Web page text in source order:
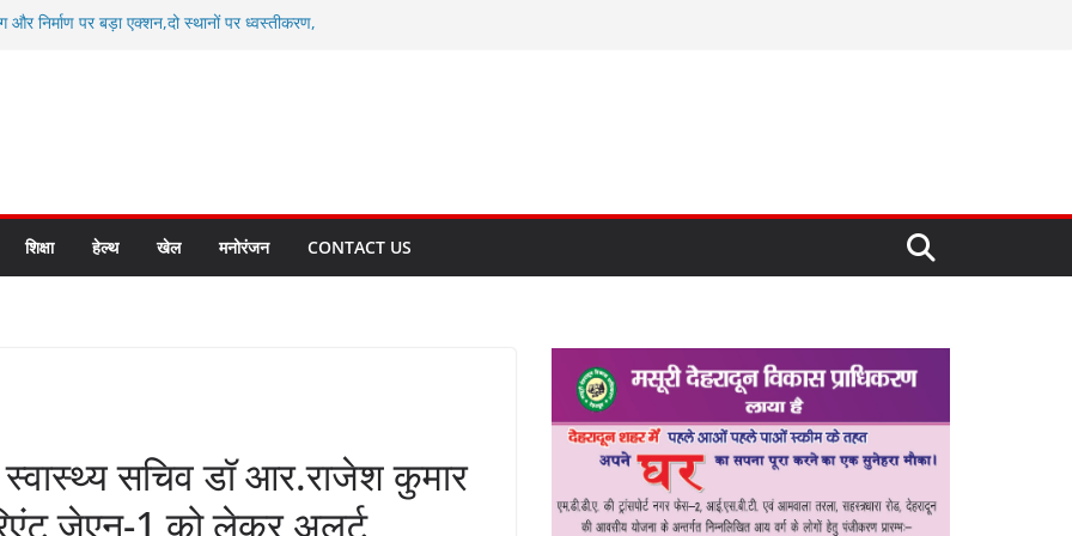
और निर्माण पर बड़ा एक्शन,दो स्थानों पर ध्वस्तीकरण,
टू ग्लोबल’ के संकल्प को आगे बढ़ा रही उत्तराखंड
के पदक विजेताओं और प्रशिक्षकों को
क्रीड़ा विश्वविद्यालय गौलापार के निर्माण कार्यों की
शिक्षा हेल्थ खेल मनोरंजन CONTACT US
सचिव डॉ आर.राजेश कुमार
जेएन-1 को लेकर अलर्ट